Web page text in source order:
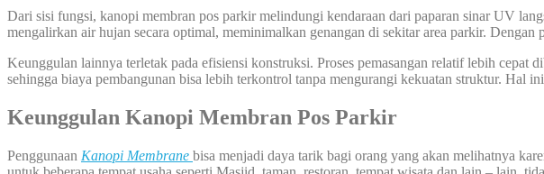
Dari sisi fungsi, kanopi membran pos parkir melindungi kendaraan dari paparan sinar UV
mengalirkan air hujan secara optimal, meminimalkan genangan di sekitar area parkir.
Keunggulan lainnya terletak pada efisiensi konstruksi. Proses pemasangan relatif lebih
sehingga biaya pembangunan bisa lebih terkontrol tanpa mengurangi kekuatan struktur. Hal
Keunggulan Kanopi Membran Pos Parkir
Penggunaan Kanopi Membrane bisa menjadi daya tarik bagi orang yang akan melihatnya